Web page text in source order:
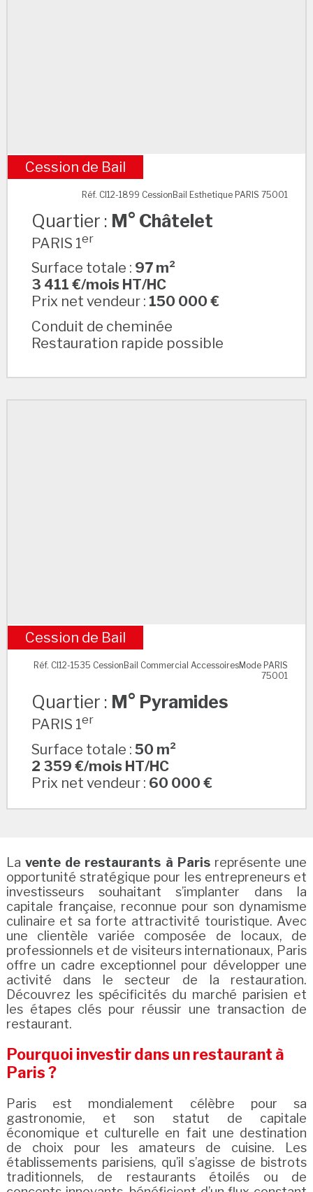
M° Châtelet
Cession de Bail
Réf. CI12-1899 CessionBail Esthetique PARIS 75001
Quartier : M° Châtelet
PARIS 1er
Surface totale : 97 m²
3 411 €/mois HT/HC
Prix net vendeur : 150 000 €
Conduit de cheminée
Restauration rapide possible
M° Pyramides
Cession de Bail
Réf. CI12-1535 CessionBail Commercial AccessoiresMode PARIS
75001
Quartier : M° Pyramides
PARIS 1er
Surface totale :50 m²
2 359 €/mois HT/HC
Prix net vendeur : 60 000 €
Lavente de restaurants à Parisreprésente une
opportunité stratégique pour les entrepreneurs et
investisseurs souhaitant s’implanter dans la
capitale française, reconnue pour son dynamisme
culinaire et sa forte attractivité touristique. Avec
une clientèle variée composée de locaux, de
professionnels et de visiteurs internationaux, Paris
offre un cadre exceptionnel pour développer une
activité dans le secteur de la restauration.
Découvrez les spécificités du marché parisien et
les étapes clés pour réussir une transaction de
restaurant.
Pourquoi investir dans un restaurant à
Paris ?
Paris est mondialement célèbre pour sa
gastronomie, et son statut de capitale
économique et culturelle en fait une destination
de choix pour les amateurs de cuisine. Les
établissements parisiens, qu’il s’agisse de bistrots
traditionnels, de restaurants étoilés ou de